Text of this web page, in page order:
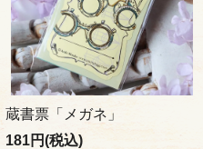
蔵書票「メガネ」
181円(税込)